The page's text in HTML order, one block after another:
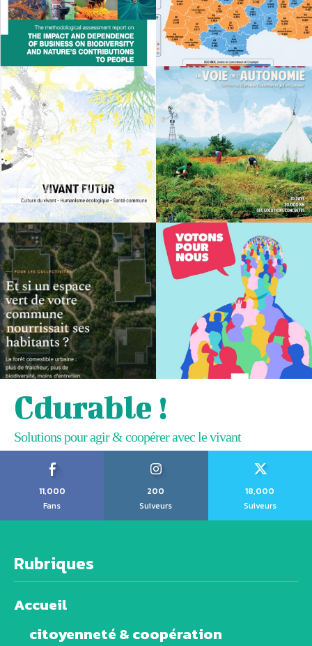
Cdurable !
Solutions pour agir & coopérer avec le vivant
11,000
Fans
200
Suiveurs
18,000
Suiveurs
Rubriques
Accueil
citoyenneté & coopération